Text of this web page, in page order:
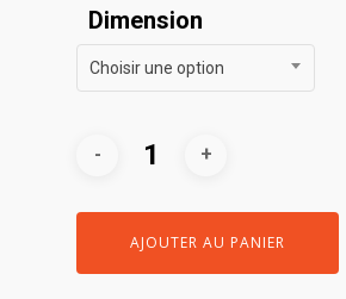
Dimension
Choisir une option
AJOUTER AU PANIER